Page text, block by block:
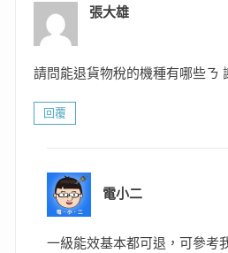
張大雄
請問能退貨物稅的機種有哪些ㄋ
回覆
電小二
一級能效基本都可退，可參考